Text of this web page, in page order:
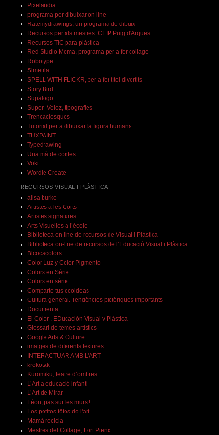
Pixelandia
programa per dibuixar on line
Ratemydrawings, un programa de dibuix
Recursos per als mestres. CEIP Puig d'Arques
Recursos TIC para plàstica
Red Studio Moma, programa per a fer collage
Robotype
Simetria
SPELL WITH FLICKR, per a fer títol divertits
Story Bird
Supalogo
Super- Veloz, tipografies
Trencaclosques
Tutorial per a dibuixar la figura humana
TUXPAINT
Typedrawing
Una mà de contes
Voki
Wordle Create
RECURSOS VISUAL I PLÀSTICA
alisa burke
Artistes a les Corts
Artistes signatures
Arts Visuelles a l’école
Biblioteca on line de recursos de Visual i Plàstica
Biblioteca on-line de recursos de l’Educació Visual i Plàstica
Bicocacolors
Color Luz y Color Pigmento
Colors en Sèrie
Colors en sèrie
Comparte tus ecoideas
Cultura general. Tendències pictòriques importants
Documenta
El Color . EDucación Visual y Plástica
Glossari de temes artístics
Google Arts & Culture
imatges de diferents textures
INTERACTUAR AMB L'ART
krokotak
Kuromiku, teatre d’ombres
L’Art a educació infantil
L’Art de Mirar
Léon, pas sur les murs !
Les petites têtes de l'art
Mamá recicla
Mestres del Collage, Fort Pienc